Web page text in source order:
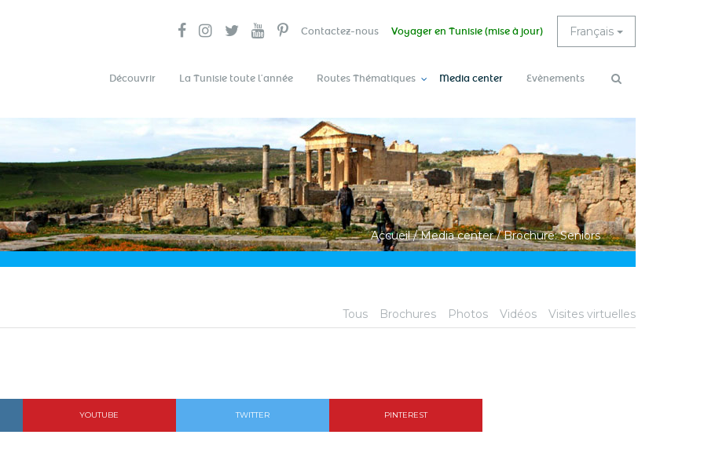
Français
Contactez-nous Voyager en Tunisie (mise à jour)
Découvrir La Tunisie toute l’année Routes Thématiques Media center Evènements
Accueil / Media center / Brochure: Seniors
Tous Brochures Photos Vidéos Visites virtuelles
YOUTUBE TWITTER PINTEREST